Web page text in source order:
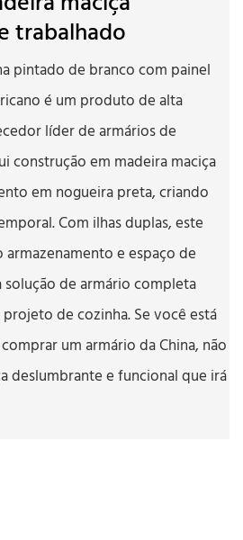
trabalhado
pintado de branco com painel
é um produto de alta
líder de armários de
construção em madeira maciça
em nogueira preta, criando
Com ilhas duplas, este
e espaço de
de armário completa
de cozinha. Se você está
um armário da China, não
deslumbrante e funcional que irá